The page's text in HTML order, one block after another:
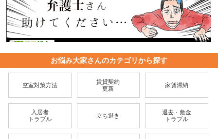
お悩み大家さんのカテゴリから探す
空室対策方法
賃貸契約
更新
家賃滞納
入居者
トラブル
立ち退き
退去・敷金
トラブル